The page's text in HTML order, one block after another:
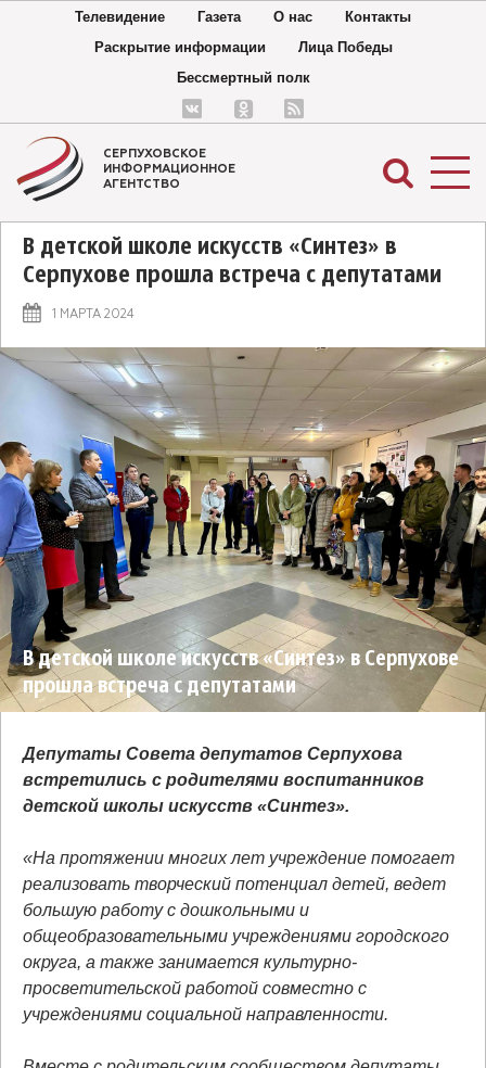
Телевидение Газета О нас
Контакты
Раскрытие информации
Лица Победы
Бессмертный полк
СЕРПУХОВСКОЕ
ИНФОРМАЦИОННОЕ
АГЕНТСТВО
В детской школе искусств «Синтез» в
Серпухове прошла встреча с депутатами
1 МАРТА 2024
В детской школе искусств «Синтез» в Серпухове
прошла встреча с депутатами
Депутаты Совета депутатов Серпухова
встретились с родителями воспитанников
детской школы искусств «Синтез».
«На протяжении многих лет учреждение помогает
реализовать творческий потенциал детей, ведет
большую работу с дошкольными и
общеобразовательными учреждениями городского
округа, а также занимается культурно-
просветительской работой совместно с
учреждениями социальной направленности.